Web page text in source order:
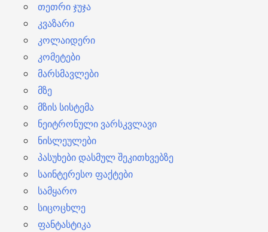
თეთრი ჯუჯა
კვაზარი
კოლაიდერი
კომეტები
მარსმავლები
მზე
მზის სისტემა
ნეიტრონული ვარსკვლავი
ნისლეულები
პასუხები დასმულ შეკითხვებზე
საინტერესო ფაქტები
სამყარო
სიცოცხლე
ფანტასტიკა